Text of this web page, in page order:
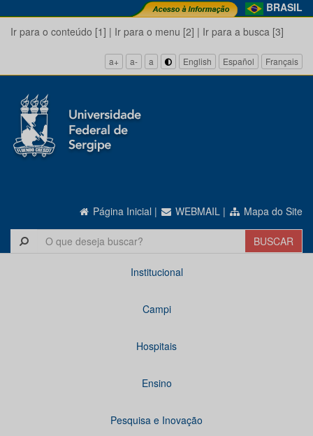
BRASIL
Ir para o conteúdo [1] | Ir para o menu [2] | Ir para a busca [3]
a+ a- a English Español Français
Página Inicial | WEBMAIL | Mapa do Site
Institucional
Campi
Hospitais
Ensino
Pesquisa e Inovação